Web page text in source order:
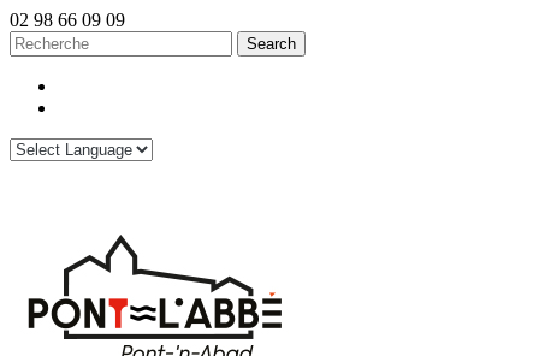
02 98 66 09 09